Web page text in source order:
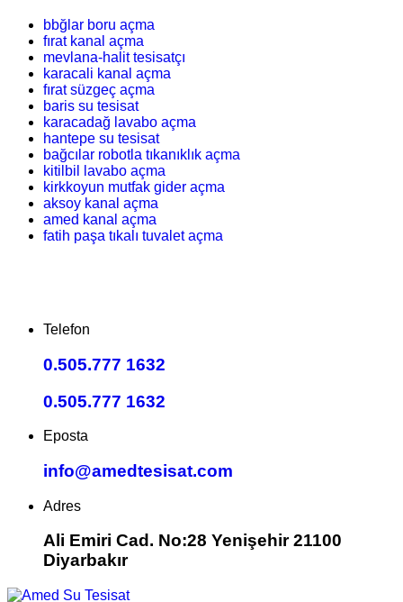
bbğlar boru açma
fırat kanal açma
mevlana-halit tesisatçı
karacali kanal açma
fırat süzgeç açma
baris su tesisat
karacadağ lavabo açma
hantepe su tesisat
bağcılar robotla tıkanıklık açma
kitilbil lavabo açma
kirkkoyun mutfak gider açma
aksoy kanal açma
amed kanal açma
fatih paşa tıkalı tuvalet açma
Telefon
0.505.777 1632
0.505.777 1632
Eposta
info@amedtesisat.com
Adres
Ali Emiri Cad. No:28 Yenişehir 21100
Diyarbakır